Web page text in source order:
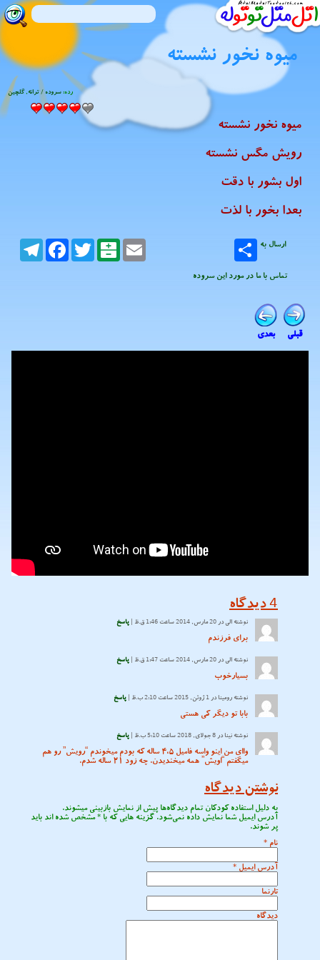
میوه نخور نشسته
رده:سروده / ترانه,گلچین
میوه نخور نشسته
رویش مگس نشسته
اول بشور با دقت
بعدا بخور با لذت
ارسال به TelegramFacebookTwitterBalatarinEmail
تماس با ما در مورد این سروده
قبلی بعدی
4دیدگاه
نوشتهالیدر 20 مارس, 2014 ساعت 1:46 ق.ظ | پاسخ
برای فرزندم
نوشتهالیدر 20 مارس, 2014 ساعت 1:47 ق.ظ | پاسخ
بسیارخوب
نوشتهرومینادر 1 ژوئن, 2015 ساعت 2:10 ب.ظ | پاسخ
بابا تو دیگر کی هستی
نوشتهنينادر 8 جولای, 2018 ساعت 5:10 ب.ظ | پاسخ
وااى من اینو واسه فامیل ۴،۵ ساله که بودم میخوندم “رویش” رو هم
میگفتم “اویش” همه میخندیدن. چه زود ٢١ ساله شدم.
نوشتن دیدگاه
به دلیل استفاده کودکان تمام دیدگاه‌ها پیش از نمایش بازبینی میشوند.
آدرس ایمیل شما نمایش داده نمی‌شود. گزینه هایی که با*مشخص شده اند باید
پر شوند.
نام*
آدرس ایمیل*
تارنما
دیدگاه